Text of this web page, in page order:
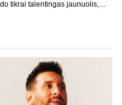
tikrai talentingas jaunuolis,
greitai priimantis
neblogą greitį. O Lietuvoje
ar du. Bet iš 1-2